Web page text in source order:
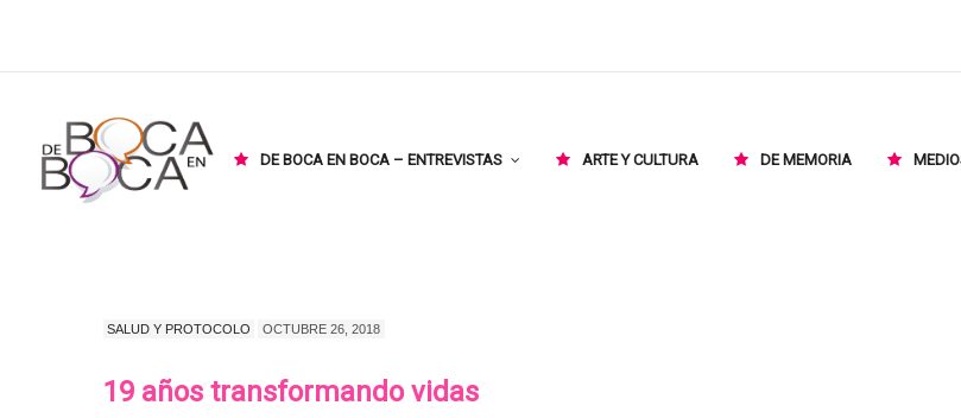
DE BOCA EN BOCA – ENTREVISTAS ARTE Y CULTURA DE MEMORIA
SALUD Y PROTOCOLO OCTUBRE 26, 2018
19 años transformando vidas